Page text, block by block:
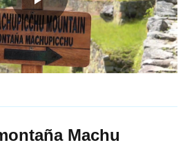
Play
Video
Machu